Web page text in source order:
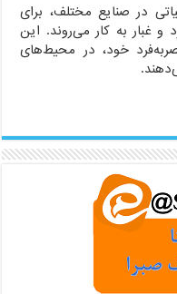
در صنایع مختلف، برای
و غبار به کار می‌روند. این
خود، در محیط‌های